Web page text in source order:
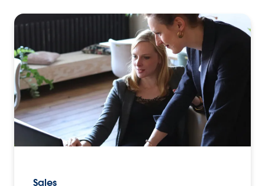
Sales